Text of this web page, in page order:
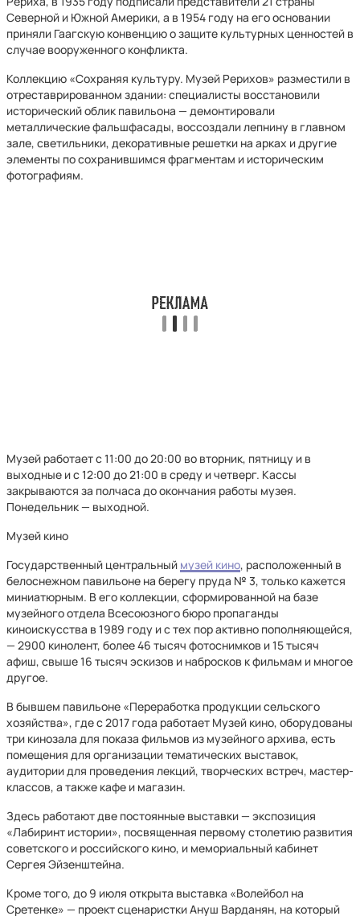
Северной и Южной Америки, а в 1954 году на его основании
приняли Гаагскую конвенцию о защите культурных ценностей в
случае вооруженного конфликта.
Коллекцию «Сохраняя культуру. Музей Рерихов» разместили в
отреставрированном здании: специалисты восстановили
исторический облик павильона — демонтировали
металлические фальшфасады, воссоздали лепнину в главном
зале, светильники, декоративные решетки на арках и другие
элементы по сохранившимся фрагментам и историческим
фотографиям.
Музей работает с 11:00 до 20:00 во вторник, пятницу и в
выходные и с 12:00 до 21:00 в среду и четверг. Кассы
закрываются за полчаса до окончания работы музея.
Понедельник — выходной.
Музей кино
Государственный центральный музей кино, расположенный в
белоснежном павильоне на берегу пруда № 3, только кажется
миниатюрным. В его коллекции, сформированной на базе
музейного отдела Всесоюзного бюро пропаганды
киноискусства в 1989 году и с тех пор активно пополняющейся,
— 2900 кинолент, более 46 тысяч фотоснимков и 15 тысяч
афиш, свыше 16 тысяч эскизов и набросков к фильмам и многое
другое.
В бывшем павильоне «Переработка продукции сельского
хозяйства», где с 2017 года работает Музей кино, оборудованы
три кинозала для показа фильмов из музейного архива, есть
помещения для организации тематических выставок,
аудитории для проведения лекций, творческих встреч, мастер-
классов, а также кафе и магазин.
Здесь работают две постоянные выставки — экспозиция
«Лабиринт истории», посвященная первому столетию развития
советского и российского кино, и мемориальный кабинет
Сергея Эйзенштейна.
Кроме того, до 9 июля открыта выставка «Волейбол на
Сретенке» — проект сценаристки Ануш Варданян, на который